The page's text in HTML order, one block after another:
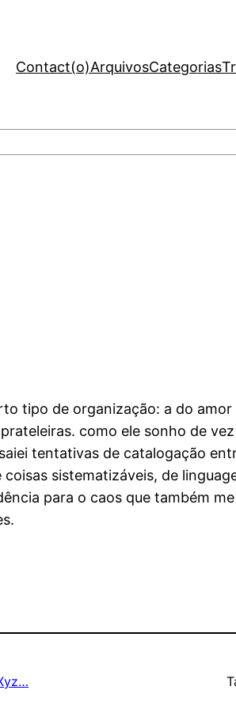
Contact(o)ArquivosCategorias
tipo de organização: a do
como ele sonho de
tentativas de catalogação
sistematizáveis, de
para o caos que também